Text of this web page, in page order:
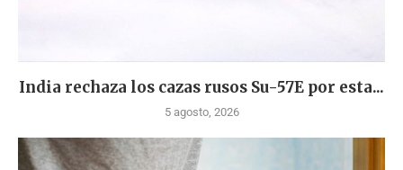
India rechaza los cazas rusos Su-57E por esta...
5 agosto, 2026